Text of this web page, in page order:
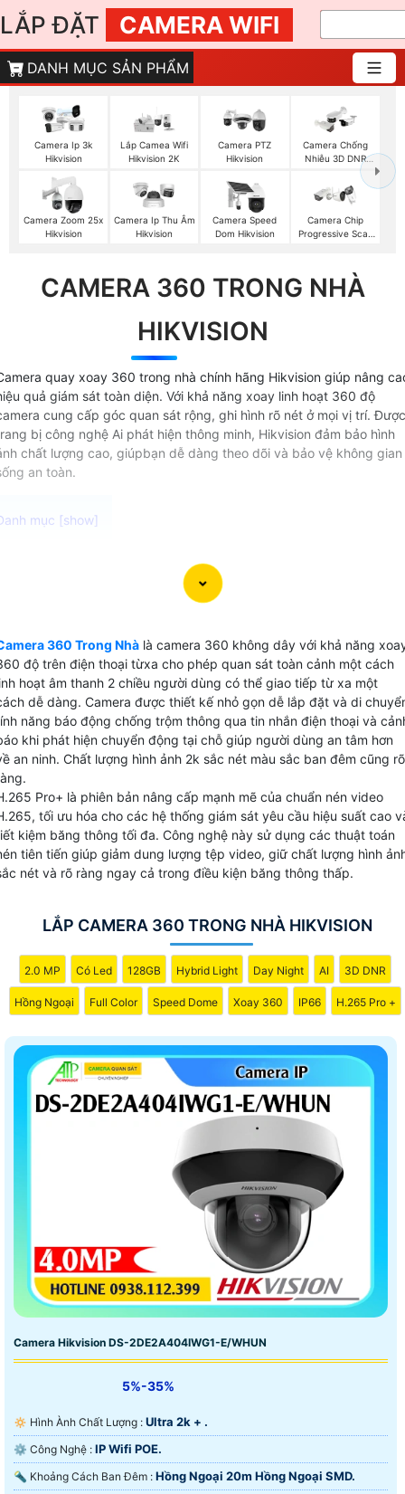
LẮP ĐẶT CAMERA WIFI
DANH MỤC SẢN PHẨM
Camera Ip 3k
Hikvision
Lắp Camea Wifi
Hikvision 2K
Camera PTZ
Hikvision
Camera Chống
Nhiễu 3D DNR
Camera Zoom 25x
Hikvision
Camera Ip Thu Âm
Hikvision
Camera Speed
Dom Hikvision
Camera Chip
Progressive Scan
CAMERA 360 TRONG NHÀ
HIKVISION
quay xoay 360 trong nhà chính hãng Hikvision giúp nâng
quả giám sát toàn diện. Với khả năng xoay linh hoạt 360 độ
cung cấp góc quan sát rộng, ghi hình rõ nét ở mọi vị trí. Được
bị công nghệ Ai phát hiện thông minh, Hikvision đảm bảo hình
chất lượng cao, giúpbạn dễ dàng theo dõi và bảo vệ không gian
an toàn.
360 Trong Nhà Hikvision là lựa chọn hoàn hảo để
vệ ngôi nhà của bạn. Với thiết kế nhỏ gọn dễ lắp đặt
nhập. Chức năng theo dõi chuyển động của camera
động ngày đêm với hình ảnh sắc nét, chuẩn 2K, giúp
dễ dàng quan sát mọi hoạt động xung quanh. Camera
hỗ trợ thẻ nhớ tối đa 512GB, giúp bạn lưu trữ nhiều
mà không lo bị gián đoạn. Với công nghệ nén video
bạn có thể tiết kiệm không gian lưu trữ mà vẫn
cao an toàn chất lượng hình ảnh.
360 Trong Nhà là camera 360 không dây với khả năng
độ trên điện thoại từxa cho phép quan sát toàn cảnh một cách
hoạt âm thanh 2 chiều người dùng có thể giao tiếp từ xa một
dễ dàng. Camera được thiết kế nhỏ gọn dễ lắp đặt và di
năng báo động chống trộm thông qua tin nhắn điện thoại và
khi phát hiện chuyển động tại chỗ giúp người dùng an tâm hơn
an ninh. Chất lượng hình ảnh 2k sắc nét màu sắc ban đêm cũng rõ
Pro+ là phiên bản nâng cấp mạnh mẽ của chuẩn nén video
tối ưu hóa cho các hệ thống giám sát yêu cầu hiệu suất cao
kiệm băng thông tối đa. Công nghệ này sử dụng các thuật toán
tiên tiến giúp giảm dung lượng tệp video, giữ chất lượng hình
nét và rõ ràng ngay cả trong điều kiện băng thông thấp.
LẮP CAMERA 360 TRONG NHÀ HIKVISION
2.0 MP Có Led 128GB Hybrid Light Day Night AI 3D DNR
Hồng Ngoại Full Color Speed Dome Xoay 360 IP66 H.265 Pro +
Camera Hikvision DS-2DE2A404IWG1-E/WHUN
5%-35%
🔅 Hình Ành Chất Lượng : Ultra 2k + .
⚙ Công Nghệ : IP Wifi POE.
🔦 Khoảng Cách Ban Đêm : Hồng Ngoại 20m Hồng Ngoại SMD.